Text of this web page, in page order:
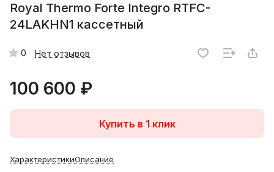
Royal Thermo Forte Integro RTFC-
24LAKHN1 кассетный
0 Нет отзывов
100 600 ₽
Купить в 1 клик
ХарактеристикиОписание